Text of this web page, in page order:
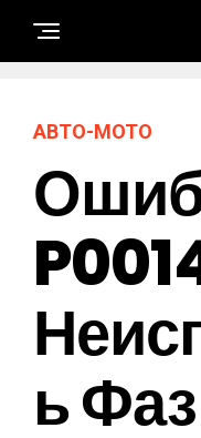
АВТО-МОТО
Ь Фаз